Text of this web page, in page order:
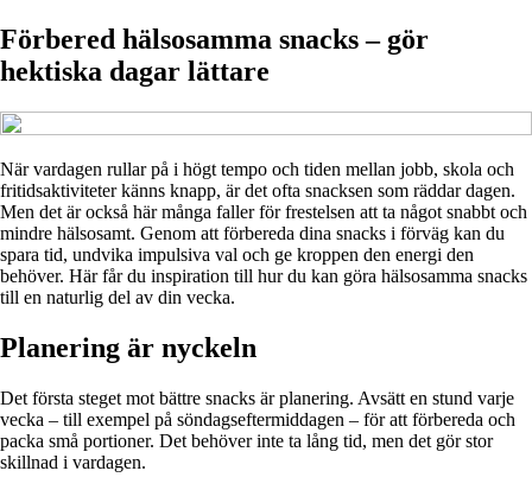
Förbered hälsosamma snacks – gör
hektiska dagar lättare
När vardagen rullar på i högt tempo och tiden mellan jobb, skola och
fritidsaktiviteter känns knapp, är det ofta snacksen som räddar dagen.
Men det är också här många faller för frestelsen att ta något snabbt och
mindre hälsosamt. Genom att förbereda dina snacks i förväg kan du
spara tid, undvika impulsiva val och ge kroppen den energi den
behöver. Här får du inspiration till hur du kan göra hälsosamma snacks
till en naturlig del av din vecka.
Planering är nyckeln
Det första steget mot bättre snacks är planering. Avsätt en stund varje
vecka – till exempel på söndagseftermiddagen – för att förbereda och
packa små portioner. Det behöver inte ta lång tid, men det gör stor
skillnad i vardagen.